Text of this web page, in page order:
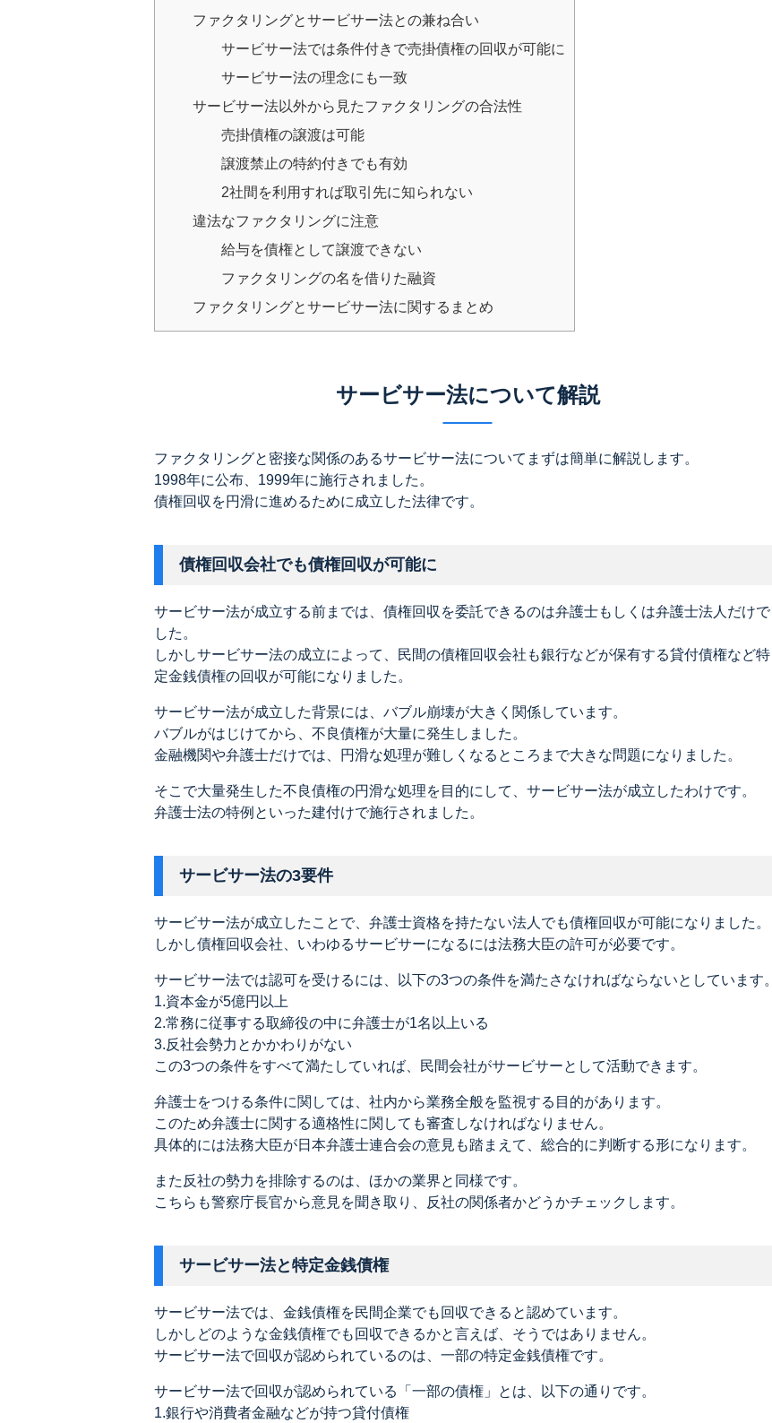
ファクタリングとサービサー法との兼ね合い
サービサー法では条件付きで売掛債権の回収が可能に
サービサー法の理念にも一致
サービサー法以外から見たファクタリングの合法性
売掛債権の譲渡は可能
譲渡禁止の特約付きでも有効
2社間を利用すれば取引先に知られない
違法なファクタリングに注意
給与を債権として譲渡できない
ファクタリングの名を借りた融資
ファクタリングとサービサー法に関するまとめ
サービサー法について解説
ファクタリングと密接な関係のあるサービサー法についてまずは簡単に解説します。
1998年に公布、1999年に施行されました。
債権回収を円滑に進めるために成立した法律です。
債権回収会社でも債権回収が可能に
サービサー法が成立する前までは、債権回収を委託できるのは弁護士もしくは弁護士法人だけで
した。
しかしサービサー法の成立によって、民間の債権回収会社も銀行などが保有する貸付債権など特
定金銭債権の回収が可能になりました。
サービサー法が成立した背景には、バブル崩壊が大きく関係しています。
バブルがはじけてから、不良債権が大量に発生しました。
金融機関や弁護士だけでは、円滑な処理が難しくなるところまで大きな問題になりました。
そこで大量発生した不良債権の円滑な処理を目的にして、サービサー法が成立したわけです。
弁護士法の特例といった建付けで施行されました。
サービサー法の3要件
サービサー法が成立したことで、弁護士資格を持たない法人でも債権回収が可能になりました。
しかし債権回収会社、いわゆるサービサーになるには法務大臣の許可が必要です。
サービサー法では認可を受けるには、以下の3つの条件を満たさなければならないとしています。
1.資本金が5億円以上
2.常務に従事する取締役の中に弁護士が1名以上いる
3.反社会勢力とかかわりがない
この3つの条件をすべて満たしていれば、民間会社がサービサーとして活動できます。
弁護士をつける条件に関しては、社内から業務全般を監視する目的があります。
このため弁護士に関する適格性に関しても審査しなければなりません。
具体的には法務大臣が日本弁護士連合会の意見も踏まえて、総合的に判断する形になります。
また反社の勢力を排除するのは、ほかの業界と同様です。
こちらも警察庁長官から意見を聞き取り、反社の関係者かどうかチェックします。
サービサー法と特定金銭債権
サービサー法では、金銭債権を民間企業でも回収できると認めています。
しかしどのような金銭債権でも回収できるかと言えば、そうではありません。
サービサー法で回収が認められているのは、一部の特定金銭債権です。
サービサー法で回収が認められている「一部の債権」とは、以下の通りです。
1.銀行や消費者金融などが持つ貸付債権